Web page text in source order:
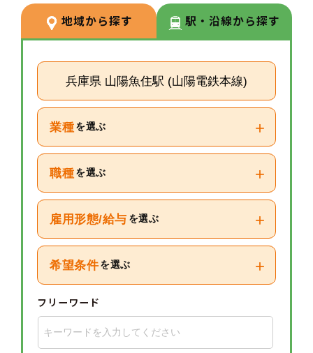
ーターや研修など＋αの業務チャ
レンジの可能性もございます。
地域から探す 駅・沿線から探す
兵庫県 山陽魚住駅 (山陽電鉄本線)
業種 を選ぶ +
職種 を選ぶ +
雇用形態/給与 を選ぶ +
希望条件 を選ぶ +
フリーワード